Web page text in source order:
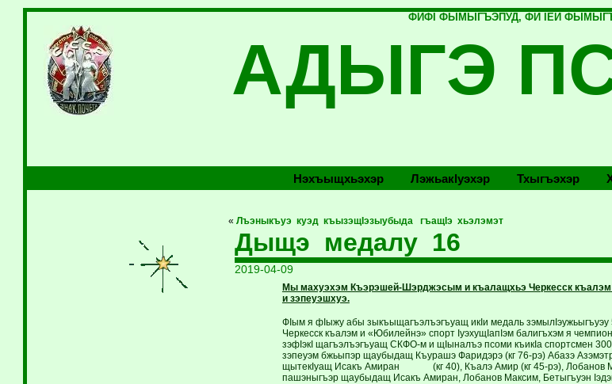
ФИФI ФЫМЫГЪЭПУД, ФИ IЕЙ
АДЫГЭ
Нэхъыщхьэхэр Лэжьакlуэхэр Тхыгъэхэр
« Лъэныкъуэ куэд къызэщIэзыубыда гъащIэ хьэлэмэт
Дыщэ медалу 16
2019-04-09
Мы махуэхэм Къэрэшей-Шэрджэсым и къалащхьэ Черкесск
и зэпеуэшхуэ.
ФIым я фIыжу абы зыкъыщагъэлъэгъуащ икIи медаль
Черкесск къалэм и «Юбилейнэ» спорт IуэхущIапIэм балигъхэм я
зэфIэкI щагъэлъэгъуащ СКФО-м и щIыналъэ псоми къикIа спортсмен
зэпеуэм бжьыпэр щаубыдащ Къурашэ Фаридэрэ (кг 76-рэ) Абазэ
щытекIуащ Исакъ Амиран (кг 40), Къалэ Амир (кг 45-рэ), Лобанов
пашэныгъэр щаубыдащ Исакъ Амиран, Лобанов Максим, Бетыгъуэн